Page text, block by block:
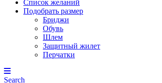
Список желаний
Подобрать размер
Бриджи
Обувь
Шлем
Защитный жилет
Перчатки
Search